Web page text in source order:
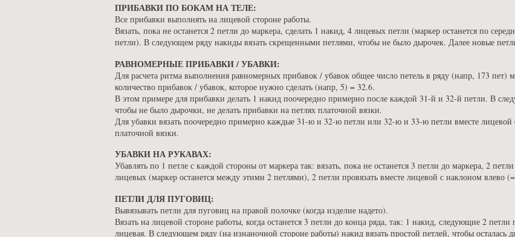
ПРИБАВКИ ПО БОКАМ НА ТЕЛЕ:
Все прибавки выполнять на лицевой стороне работы.
Вязать, пока не останется 2 петли до маркера, сделать 1 накид, 4 лицевых петли (маркер останется по
петли). В следующем ряду накиды вязать скрещенными петлями, чтобы не было дырочек. Далее новые
РАВНОМЕРНЫЕ ПРИБАВКИ / УБАВКИ:
Для расчета ритма выполнения равномерных прибавок / убавок общее число петель в ряду (напр, 173 пет)
количество прибавок / убавок, которое нужно сделать (напр, 5) = 32.6.
В этом примере для прибавки делать 1 накид поочередно примерно после каждой 31-й и 32-й петли. В
чтобы не было дырочки, не делать прибавки на петлях платочной вязки.
Для убавки вязать поочередно примерно каждые 31-ю и 32-ю петли или 32-ю и 33-ю петли вместе лицевой
платочной вязки.
УБАВКИ НА РУКАВАХ:
Убавлять по 1 петле с каждой стороны от маркера так: вязать, пока не останется 3 петли до маркера, 2
лицевых (маркер останется между этими 2 петлями), 2 петли провязать вместе лицевой с наклоном влево
ПЕТЛИ ДЛЯ ПУГОВИЦ:
Вывязывать петли для пуговиц на правой полочке (когда изделие надето).
Вязать на лицевой стороне работы, когда останется 3 петли до конца ряда, так: 1 накид, следующие 2
лицевая. В следующем ряду (на изнаночной стороне работы) накид вязать простой петлей, чтобы осталась